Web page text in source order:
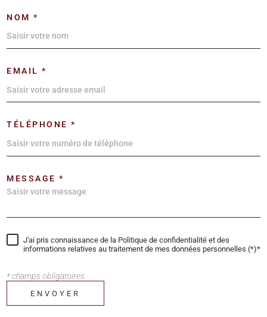
NOM *
EMAIL *
TÉLÉPHONE *
MESSAGE *
J'ai pris connaissance de la Politique de confidentialité et des
informations relatives au traitement de mes données personnelles (*)*
* champs obligatoires
ENVOYER